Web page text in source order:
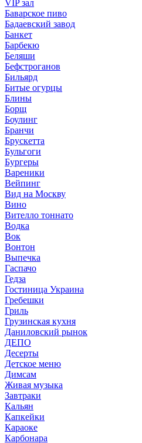
VIP зал
Баварское пиво
Бадаевский завод
Банкет
Барбекю
Беляши
Бефстроганов
Бильярд
Битые огурцы
Блины
Борщ
Боулинг
Бранчи
Брускетта
Бульгоги
Бургеры
Вареники
Вейпинг
Вид на Москву
Вино
Вителло тоннато
Водка
Вок
Вонтон
Выпечка
Гаспачо
Гедза
Гостиница Украина
Гребешки
Гриль
Грузинская кухня
Даниловский рынок
ДЕПО
Десерты
Детское меню
Димсам
Живая музыка
Завтраки
Кальян
Капкейки
Караоке
Карбонара